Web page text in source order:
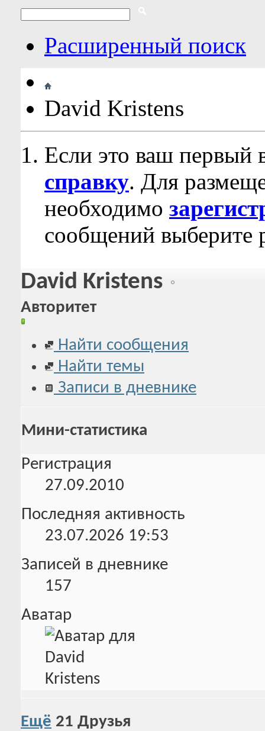
Расширенный поиск
David Kristens
Если это ваш первый
справку. Для
необходимо
сообщений выберите
David Kristens
Авторитет
Найти сообщения
Найти темы
Записи в дневнике
Мини-статистика
Регистрация
27.09.2010
Последняя активность
23.07.2026 19:53
Записей в дневнике
157
Аватар
Ещё 21 Друзья